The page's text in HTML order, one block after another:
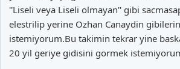
''Liseli veya Liseli olmayan'' gibi
elestrilip yerine Ozhan Canaydin
istemiyorum.Bu takimin tekrar yine
20 yil geriye gidisini gormek